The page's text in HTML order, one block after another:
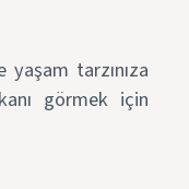
yaşam tarzınıza
görmek için